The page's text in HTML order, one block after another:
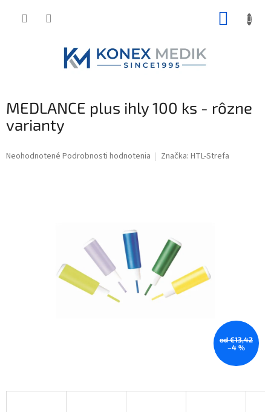
MEDLANCE plus ihly 100 ks - rôzne
varianty
Priemerné
Neohodnotené Podrobnosti hodnotenia Značka: HTL-Strefa
od €13,42
–4 %